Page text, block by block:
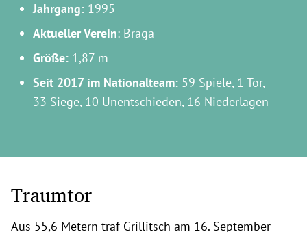
Jahrgang: 1995
Aktueller Verein: Braga
Größe: 1,87 m
Seit 2017 im Nationalteam: 59 Spiele, 1 Tor,
33 Siege, 10 Unentschieden, 16 Niederlagen
Traumtor
Aus 55,6 Metern traf Grillitsch am 16. September